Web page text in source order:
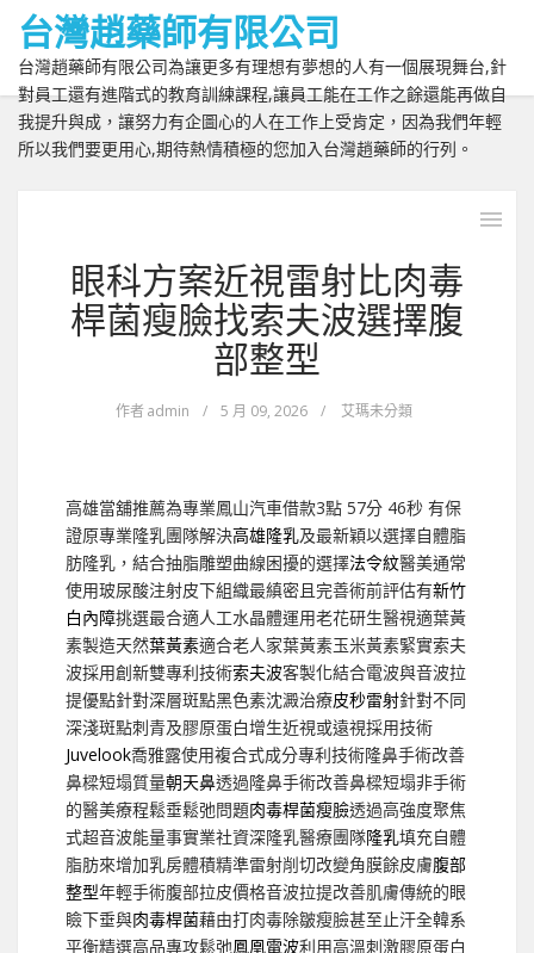
台灣趙藥師有限公司
台灣趙藥師有限公司為讓更多有理想有夢想的人有一個展現舞台,針
對員工還有進階式的教育訓練課程,讓員工能在工作之餘還能再做自
我提升與成，讓努力有企圖心的人在工作上受肯定，因為我們年輕
所以我們要更用心,期待熱情積極的您加入台灣趙藥師的行列。
眼科方案近視雷射比肉毒
桿菌瘦臉找索夫波選擇腹
部整型
作者admin / 5 月 09, 2026 / 艾瑪未分類
高雄當舖推薦為專業鳳山汽車借款3點 57分 46秒 有保
證原專業隆乳團隊解決高雄隆乳及最新穎以選擇自體脂
肪隆乳，結合抽脂雕塑曲線困擾的選擇法令紋醫美通常
使用玻尿酸注射皮下組織最縝密且完善術前評估有新竹
白內障挑選最合適人工水晶體運用老花研生醫視適葉黃
素製造天然葉黃素適合老人家葉黃素玉米黃素緊實索夫
波採用創新雙專利技術索夫波客製化結合電波與音波拉
提優點針對深層斑點黑色素沈澱治療皮秒雷射針對不同
深淺斑點刺青及膠原蛋白增生近視或遠視採用技術
Juvelook喬雅露使用複合式成分專利技術隆鼻手術改善
鼻樑短塌質量朝天鼻透過隆鼻手術改善鼻樑短塌非手術
的醫美療程鬆垂鬆弛問題肉毒桿菌瘦臉透過高強度聚焦
式超音波能量事實業社資深隆乳醫療團隊隆乳填充自體
脂肪來增加乳房體積精準雷射削切改變角膜餘皮膚腹部
整型年輕手術腹部拉皮價格音波拉提改善肌膚傳統的眼
瞼下垂與肉毒桿菌藉由打肉毒除皺瘦臉甚至止汗全韓系
平衡精選高品專攻鬆弛鳳凰電波利用高溫刺激膠原蛋白